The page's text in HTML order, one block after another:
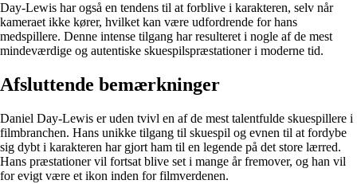
Day-Lewis har også en tendens til at forblive i karakteren, selv når
kameraet ikke kører, hvilket kan være udfordrende for hans
medspillere. Denne intense tilgang har resulteret i nogle af de mest
mindeværdige og autentiske skuespilspræstationer i moderne tid.
Afsluttende bemærkninger
Daniel Day-Lewis er uden tvivl en af de mest talentfulde skuespillere i
filmbranchen. Hans unikke tilgang til skuespil og evnen til at fordybe
sig dybt i karakteren har gjort ham til en legende på det store lærred.
Hans præstationer vil fortsat blive set i mange år fremover, og han vil
for evigt være et ikon inden for filmverdenen.